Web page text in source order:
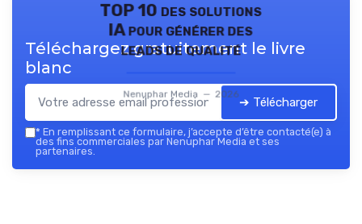
TOP 10 des solutions
IA pour générer des
leads de qualité
Nenuphar Media — 2026
Téléchargez gratuitement le livre
blanc
➔ Télécharger
* En remplissant ce formulaire, j’accepte d’être contacté(e) à
des fins commerciales par Nenuphar Media et ses
partenaires.